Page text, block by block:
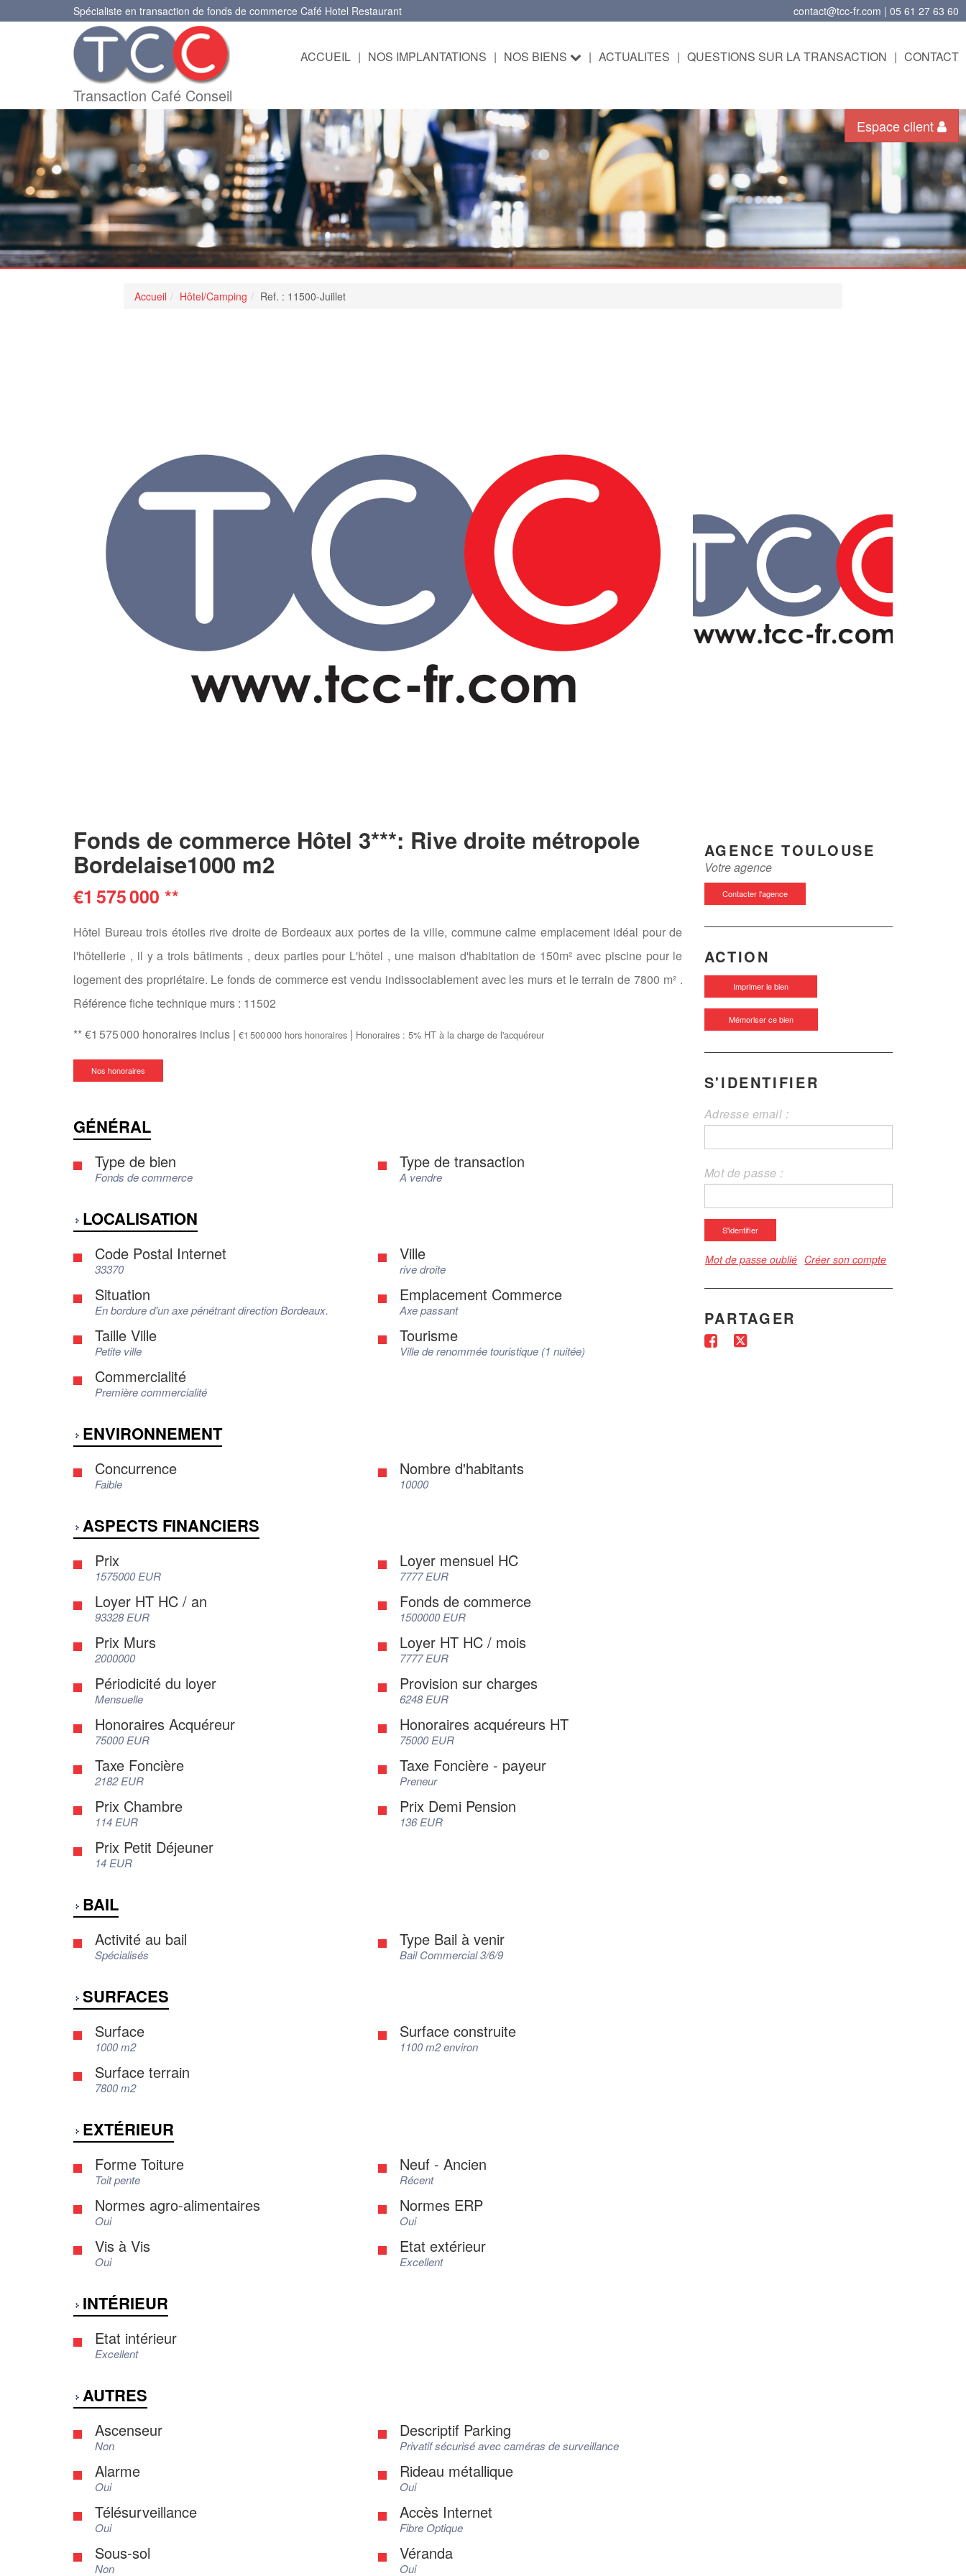
contact@tcc-fr.com | 05 61 27 63 60
Spécialiste en transaction de fonds de commerce Café Hotel Restaurant
Transaction Café Conseil
ACCUEIL | NOS IMPLANTATIONS | NOS BIENS | ACTUALITES | QUESTIONS SUR LA TRANSACTION | CONTACT
Espace client
Accueil Hôtel/Camping Ref. : 11500-Juillet
Fonds de commerce Hôtel 3***: Rive droite métropole
Bordelaise1000 m2
€1 575 000 **
Hôtel Bureau trois étoiles rive droite de Bordeaux aux portes de la ville, commune calme emplacement idéal pour de
l'hôtellerie , il y a trois bâtiments , deux parties pour L'hôtel , une maison d'habitation de 150m² avec piscine pour le
logement des propriétaire. Le fonds de commerce est vendu indissociablement avec les murs et le terrain de 7800 m² .
Référence fiche technique murs : 11502
** €1 575 000 honoraires inclus | €1 500 000 hors honoraires | Honoraires : 5% HT à la charge de l'acquéreur
Nos honoraires
GÉNÉRAL
Type de bien
Fonds de commerce
Type de transaction
A vendre
LOCALISATION
Code Postal Internet
33370
Ville
rive droite
Situation
En bordure d'un axe pénétrant direction Bordeaux.
Emplacement Commerce
Axe passant
Taille Ville
Petite ville
Tourisme
Ville de renommée touristique (1 nuitée)
Commercialité
Première commercialité
ENVIRONNEMENT
Concurrence
Faible
Nombre d'habitants
10000
ASPECTS FINANCIERS
Prix
1575000 EUR
Loyer mensuel HC
7777 EUR
Loyer HT HC / an
93328 EUR
Fonds de commerce
1500000 EUR
Prix Murs
2000000
Loyer HT HC / mois
7777 EUR
Périodicité du loyer
Mensuelle
Provision sur charges
6248 EUR
Honoraires Acquéreur
75000 EUR
Honoraires acquéreurs HT
75000 EUR
Taxe Foncière
2182 EUR
Taxe Foncière - payeur
Preneur
Prix Chambre
114 EUR
Prix Demi Pension
136 EUR
Prix Petit Déjeuner
14 EUR
BAIL
Activité au bail
Spécialisés
Type Bail à venir
Bail Commercial 3/6/9
SURFACES
Surface
1000 m2
Surface construite
1100 m2 environ
Surface terrain
7800 m2
EXTÉRIEUR
Forme Toiture
Toit pente
Neuf - Ancien
Récent
Normes agro-alimentaires
Oui
Normes ERP
Oui
Vis à Vis
Oui
Etat extérieur
Excellent
INTÉRIEUR
Etat intérieur
Excellent
AUTRES
Ascenseur
Non
Descriptif Parking
Privatif sécurisé avec caméras de surveillance
Alarme
Oui
Rideau métallique
Oui
Télésurveillance
Oui
Accès Internet
Fibre Optique
Sous-sol
Non
Véranda
Oui
AGENCE TOULOUSE
Votre agence
Contacter l'agence
ACTION
Imprimer le bien
Mémoriser ce bien
S'IDENTIFIER
Adresse email :
Mot de passe :
S'identifier
Mot de passe oublié Créer son compte
PARTAGER